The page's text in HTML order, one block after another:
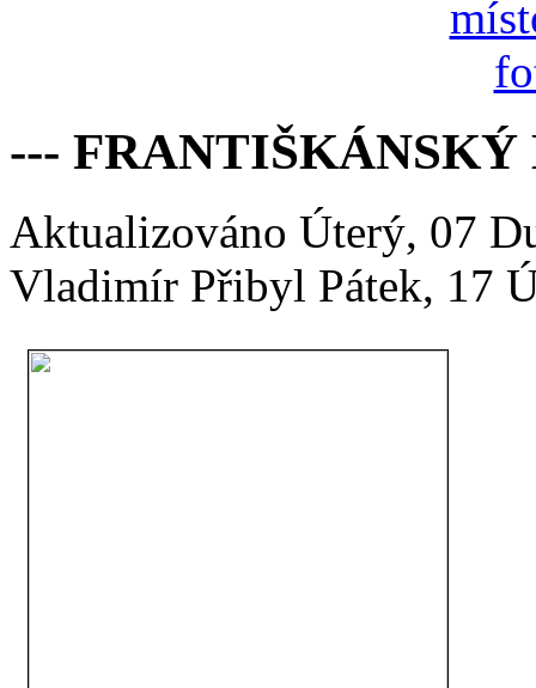
---
Aktualizováno Úterý, 07
Vladimír Přibyl Pátek, 17